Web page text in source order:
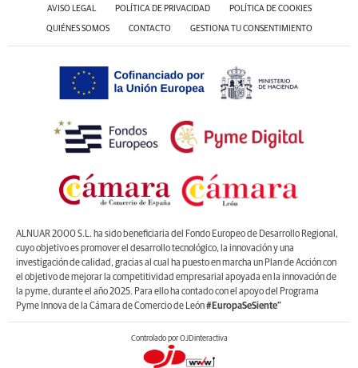
AVISO LEGAL POLÍTICA DE PRIVACIDAD POLÍTICA DE COOKIES
QUIÉNES SOMOS CONTACTO GESTIONA TU CONSENTIMIENTO
ALNUAR 2000 S.L. ha sido beneficiaria del Fondo Europeo de Desarrollo Regional,
cuyo objetivo es promover el desarrollo tecnológico, la innovación y una
investigación de calidad, gracias al cual ha puesto en marcha un Plan de Acción con
el objetivo de mejorar la competitividad empresarial apoyada en la innovación de
la pyme, durante el año 2025. Para ello ha contado con el apoyo del Programa
Pyme Innova de la Cámara de Comercio de León#EuropaSeSiente”
Controlado por OJDinteractiva